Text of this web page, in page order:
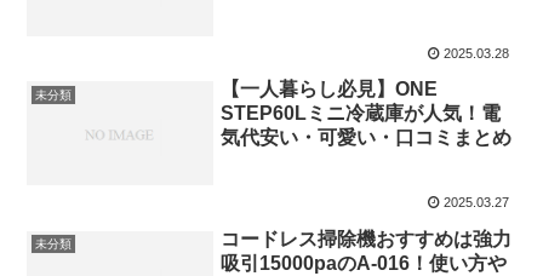
2025.03.28
未分類
【一人暮らし必見】ONE
STEP60Lミニ冷蔵庫が人気！電
気代安い・可愛い・口コミまとめ
2025.03.27
未分類
コードレス掃除機おすすめは強力
吸引15000paのA-016！使い方や